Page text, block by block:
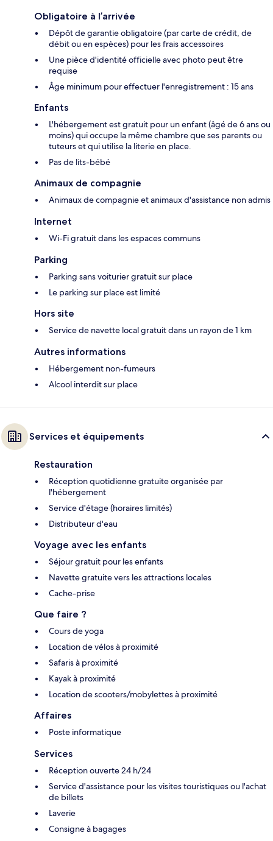
Obligatoire à l’arrivée
Dépôt de garantie obligatoire (par carte de crédit, de
débit ou en espèces) pour les frais accessoires
Une pièce d'identité officielle avec photo peut être
requise
Âge minimum pour effectuer l'enregistrement : 15 ans
Enfants
L'hébergement est gratuit pour un enfant (âgé de 6 ans ou
moins) qui occupe la même chambre que ses parents ou
tuteurs et qui utilise la literie en place.
Pas de lits-bébé
Animaux de compagnie
Animaux de compagnie et animaux d'assistance non admis
Internet
Wi-Fi gratuit dans les espaces communs
Parking
Parking sans voiturier gratuit sur place
Le parking sur place est limité
Hors site
Service de navette local gratuit dans un rayon de 1 km
Autres informations
Hébergement non-fumeurs
Alcool interdit sur place
Services et équipements
Restauration
Réception quotidienne gratuite organisée par
l'hébergement
Service d'étage (horaires limités)
Distributeur d'eau
Voyage avec les enfants
Séjour gratuit pour les enfants
Navette gratuite vers les attractions locales
Cache-prise
Que faire ?
Cours de yoga
Location de vélos à proximité
Safaris à proximité
Kayak à proximité
Location de scooters/mobylettes à proximité
Affaires
Poste informatique
Services
Réception ouverte 24 h/24
Service d'assistance pour les visites touristiques ou l'achat
de billets
Laverie
Consigne à bagages